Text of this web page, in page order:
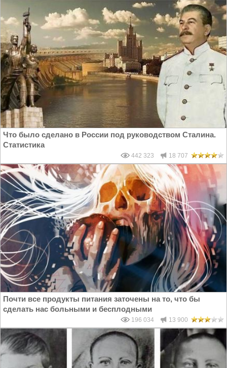
Что было сделано в России под руководством Сталина.
Статистика
442 323 18 707
Почти все продукты питания заточены на то, что бы
сделать нас больными и бесплодными
196 034 13 900